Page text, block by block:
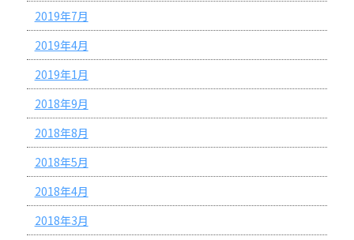
2019年7月
2019年4月
2019年1月
2018年9月
2018年8月
2018年5月
2018年4月
2018年3月